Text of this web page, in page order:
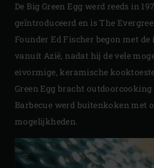
De Big Green Egg werd reeds in
geïntroduceerd en is The
Founder Ed Fischer begon met
vanuit Azië, nadat hij de vele
eivormige, keramische
Green Egg bracht outdoorcooking
Barbecue werd buitenkoken met
mogelijkheden.